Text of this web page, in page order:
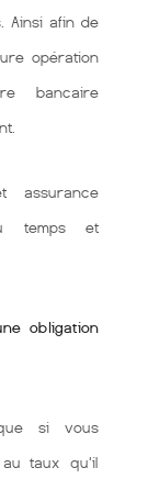
Ainsi afin de
opération
bancaire
assurance
temps et
obligation
si vous
taux qu'il